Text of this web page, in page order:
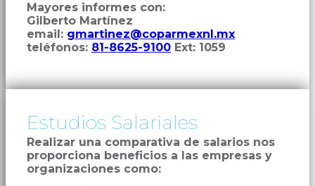
Mayores informes con:
Gilberto Martínez
email: gmartinez@coparmexnl.mx
teléfonos: 81-8625-9100 Ext: 1059
Estudios Salariales
Realizar una comparativa de salarios nos
proporciona beneficios a las empresas y
organizaciones como: